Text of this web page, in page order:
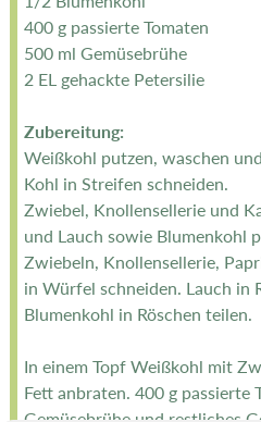
400 g passierte Tomaten
500 ml Gemüsebrühe
2 EL gehackte Petersilie
Zubereitung:
Weißkohl putzen, waschen
Kohl in Streifen schneiden.
Zwiebel, Knollensellerie und
und Lauch sowie Blumenkohl
Zwiebeln, Knollensellerie,
in Würfel schneiden. Lauch in
Blumenkohl in Röschen teilen.
In einem Topf Weißkohl mit
Fett anbraten. 400 g passierte